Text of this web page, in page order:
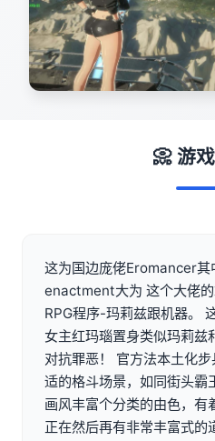
📀 游
这为国边庞佬Eromancer
enactment大为 这个大佬
RPG程序-玛莉兹跟机器。
女主红玛瑙置身类似玛莉兹
对抗罪恶！ 官方法本土化
适的格斗场景，如同街头霸
画风丰富个分类的由色，
正在然后再有非常丰富式